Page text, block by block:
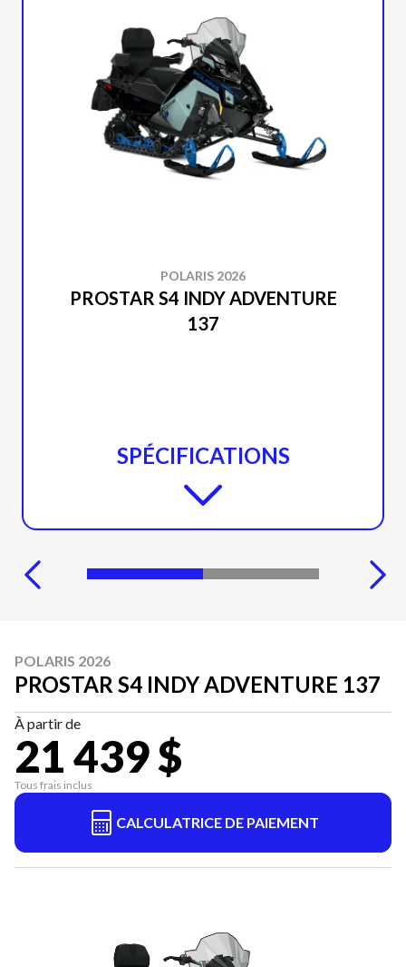
POLARIS 2026
PROSTAR S4 INDY ADVENTURE
137
SPÉCIFICATIONS
POLARIS 2026
PROSTAR S4 INDY ADVENTURE 137
À partir de
21 439 $
Tous frais inclus
CALCULATRICE DE PAIEMENT